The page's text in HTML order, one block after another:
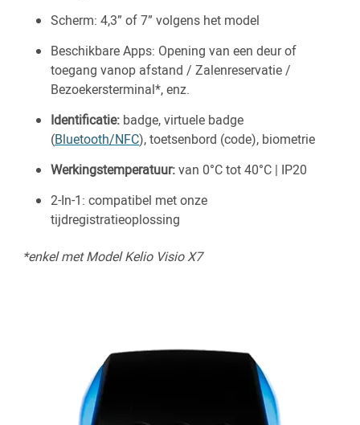
Scherm: 4,3” of 7” volgens het model
Beschikbare Apps: Opening van een deur of
toegang vanop afstand / Zalenreservatie /
Bezoekersterminal*, enz.
Identificatie: badge, virtuele badge
(Bluetooth/NFC), toetsenbord (code), biometrie
Werkingstemperatuur:van 0°C tot 40°C | IP20
2-In-1: compatibel met onze
tijdregistratieoplossing
*enkel met Model Kelio Visio X7